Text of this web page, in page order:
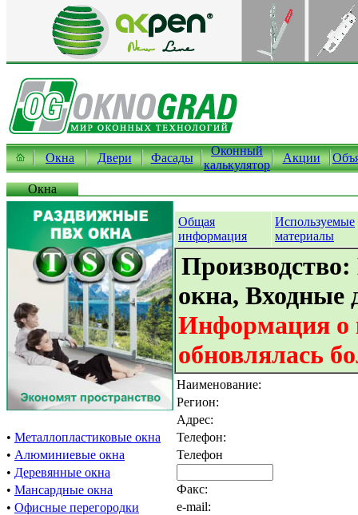
Окна Двери Фасады
Оконный
калькулятор
Акции
Окна
• Металлопластиковые окна
• Алюминиевые окна
• Деревянные окна
• Мансардные окна
• Офисные перегородки
Общая
информация
Используемые
материалы
окна, Входные
Информация о
обновлялась
Наименование:
Регион:
Адрес:
Телефон:
Телефон
Факс:
e-mail: